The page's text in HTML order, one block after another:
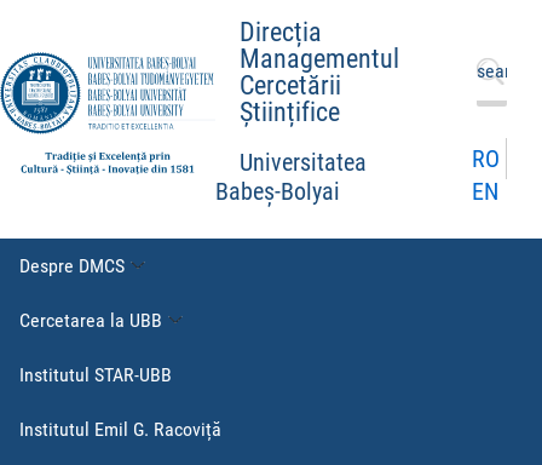
Direcția
Managementul
Cercetării
Științifice
Universitatea
Babeș-Bolyai
Caută
după:
RO
EN
Despre DMCS
Cercetarea la UBB
Institutul STAR-UBB
Institutul Emil G. Racoviță